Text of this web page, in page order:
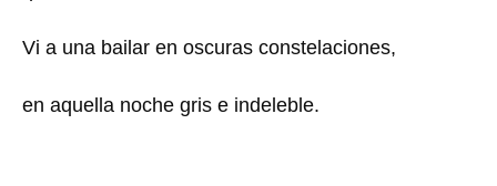
Vi a una bailar en oscuras constelaciones,
en aquella noche gris e indeleble.